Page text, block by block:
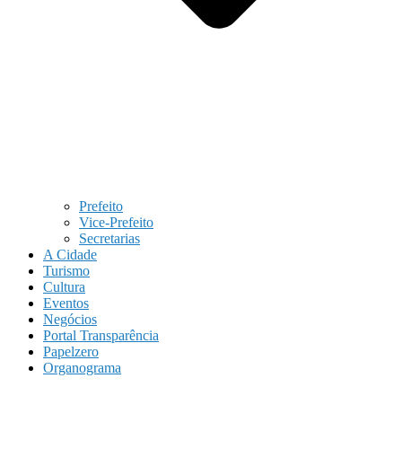
Prefeito
Vice-Prefeito
Secretarias
A Cidade
Turismo
Cultura
Eventos
Negócios
Portal Transparência
Papelzero
Organograma